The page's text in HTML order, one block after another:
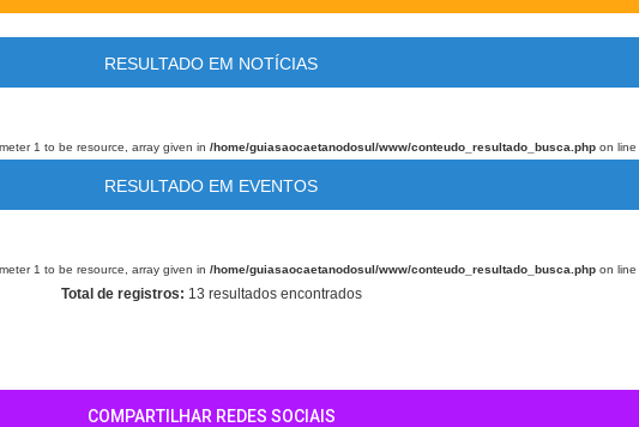
RESULTADO EM NOTÍCIAS
1 to be resource, array given in /home/guiasaocaetanodosul/www/conteudo_resultado_busca.php on line
RESULTADO EM EVENTOS
1 to be resource, array given in /home/guiasaocaetanodosul/www/conteudo_resultado_busca.php on line
Total de registros: 13 resultados encontrados
COMPARTILHAR REDES SOCIAIS